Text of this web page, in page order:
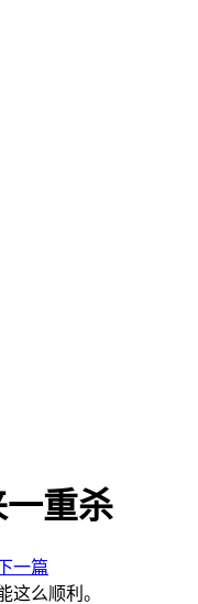
一重杀
一篇
这么顺利。